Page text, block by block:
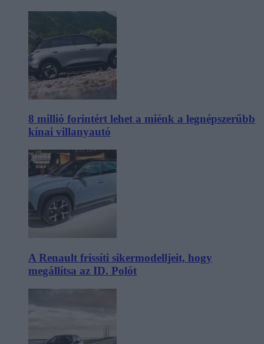
8 millió forintért lehet a miénk a legnépszerűbb
kínai villanyautó
A Renault frissíti sikermodelljeit, hogy
megállítsa az ID. Polót